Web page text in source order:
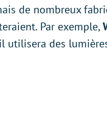
de nombreux
Par exemple,
utilisera des